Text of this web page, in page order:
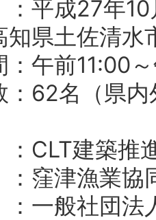
平成27年10
知県土佐清水
：午前11:00
：62名（県
CLT建築推
窪津漁業協
般社団法